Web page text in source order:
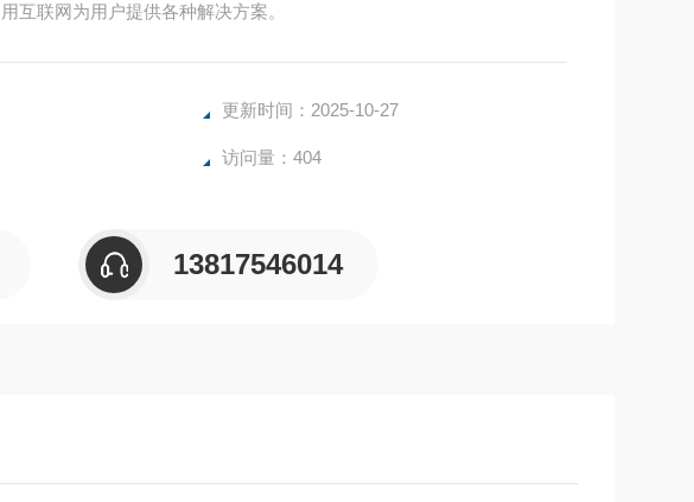
互联网为用户提供各种解决方案。
更新时间：2025-10-27
访问量：404
13817546014